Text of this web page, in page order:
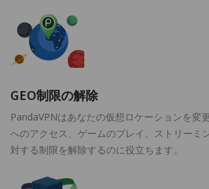
GEO制限の解除
PandaVPNはあなたの仮想ロケーションを変
へのアクセス、ゲームのプレイ、ストリーミ
対する制限を解除するのに役立ちます。